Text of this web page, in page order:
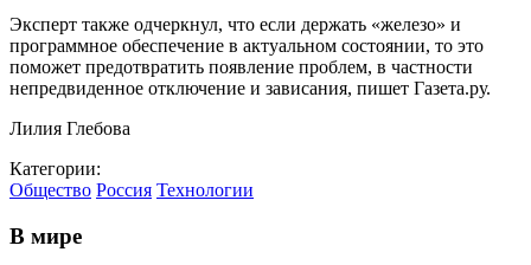
Эксперт также одчеркнул, что если держать «железо» и
программное обеспечение в актуальном состоянии, то это
поможет предотвратить появление проблем, в частности
непредвиденное отключение и зависания, пишет Газета.ру.
Лилия Глебова
Категории:
Общество Россия Технологии
В мире